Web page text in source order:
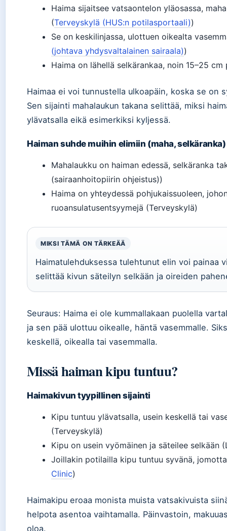
Haima sijaitsee vatsaontelon yläosassa,
(Terveyskylä (HUS:n potilasportaali))
Se on keskilinjassa, ulottuen oikealta
(johtava yhdysvaltalainen sairaala))
Haima on lähellä selkärankaa, noin 15–25
Haimaa ei voi tunnustella ulkoapäin, koska se on
Sen sijainti mahalaukun takana selittää, miksi
ylävatsalla eikä esimerkiksi kyljessä.
Haiman suhde muihin elimiin (maha, selkäranka)
Mahalaukku on haiman edessä, selkäranka
(sairaanhoitopiirin ohjeistus))
Haima on yhteydessä pohjukaissuoleen,
ruoansulatusentsyymejä (Terveyskylä)
MIKSI TÄMÄ ON TÄRKEÄÄ
Haimatulehduksessa tulehtunut elin voi painaa
selittää kivun säteilyn selkään ja oireiden
Seuraus: Haima ei ole kummallakaan puolella
ja sen pää ulottuu oikealle, häntä vasemmalle.
keskellä, oikealla tai vasemmalla.
Missä haiman kipu tuntuu?
Haimakivun tyypillinen sijainti
Kipu tuntuu ylävatsalla, usein keskellä tai
(Terveyskylä)
Kipu on usein vyömäinen ja säteilee selkään
Joillakin potilailla kipu tuntuu syvänä,
Clinic)
Haimakipu eroaa monista muista vatsakivuista
helpota asentoa vaihtamalla. Päinvastoin,
oloa.